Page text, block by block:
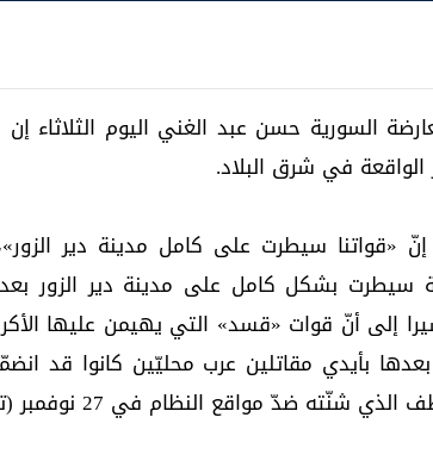
السورية حسن عبد الغني اليوم الثلاثاء
في شرق البلاد.
«قواتنا سيطرت على كامل مدينة دير
سيطرت بشكل كامل على مدينة دير الزور
إلى أنّ قوات «قسد» التي يهيمن عليها
بأيدي مقاتلين عرب محليّين كانوا قد
ضدّ مواقع النظام في 27 نوفمبر (تشرين الثاني).